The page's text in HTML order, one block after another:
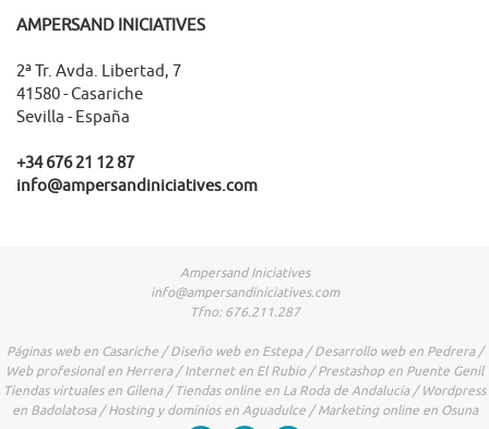
AMPERSAND INICIATIVES
2ª Tr. Avda. Libertad, 7
41580 - Casariche
Sevilla - España
+34 676 21 12 87
info@ampersandiniciatives.com
Ampersand Iniciatives
info@ampersandiniciatives.com
Tfno: 676.211.287
Páginas web en Casariche / Diseño web en Estepa / Desarrollo web en Pedrera /
Web profesional en Herrera / Internet en El Rubio / Prestashop en Puente Genil
Tiendas virtuales en Gilena / Tiendas online en La Roda de Andalucía / Wordpress
en Badolatosa / Hosting y dominios en Aguadulce / Marketing online en Osuna